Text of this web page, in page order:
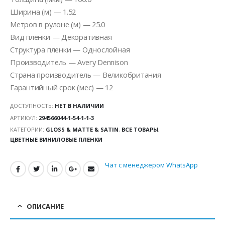
Ширина (м) — 1.52
Метров в рулоне (м) — 25.0
Вид пленки — Декоративная
Структура пленки — Однослойная
Производитель — Avery Dennison
Страна производитель — Великобритания
Гарантийный срок (мес) — 12
ДОСТУПНОСТЬ: НЕТ В НАЛИЧИИ
АРТИКУЛ: 294566044-1-54-1-1-3
КАТЕГОРИИ: GLOSS & MATTE & SATIN, ВСЕ ТОВАРЫ,
ЦВЕТНЫЕ ВИНИЛОВЫЕ ПЛЕНКИ
Чат с менеджером WhatsApp
ОПИСАНИЕ